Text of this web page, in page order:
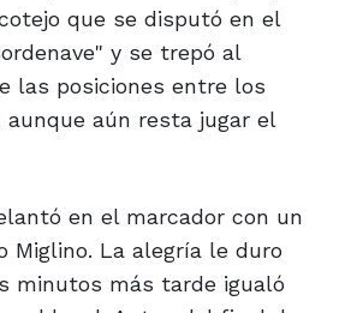
que se disputó en el
y se trepó al
las posiciones entre los
aunque aún resta jugar el
en el marcador con un
Miglino. La alegría le duro
minutos más tarde igualó